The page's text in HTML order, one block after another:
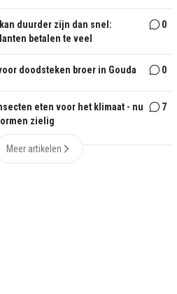
duurder zijn dan snel:
betalen te veel
0
doodsteken broer in Gouda 0
eten voor het klimaat - nu
zielig
7
Meer artikelen